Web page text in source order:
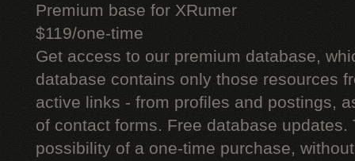
Premium base for XRumer
$119/one-time
Get access to our premium database,
database contains only those resources
active links - from profiles and postings,
of contact forms. Free database updates.
possibility of a one-time purchase,